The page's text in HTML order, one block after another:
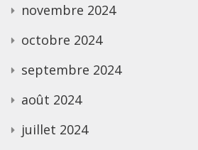
novembre 2024
octobre 2024
septembre 2024
août 2024
juillet 2024